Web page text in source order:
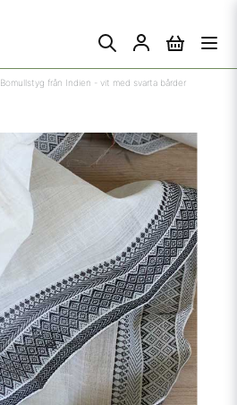
Bomullstyg från Indien - vit med svarta bårder